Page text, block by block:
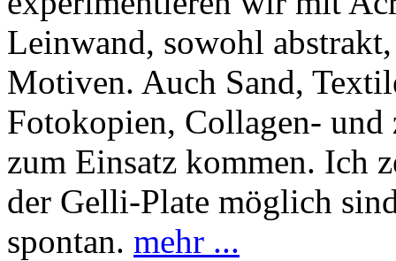
Leinwand, sowohl
Motiven. Auch Sand,
Fotokopien, Collagen- und
zum Einsatz kommen. Ich
der Gelli-Plate möglich
spontan. mehr ...